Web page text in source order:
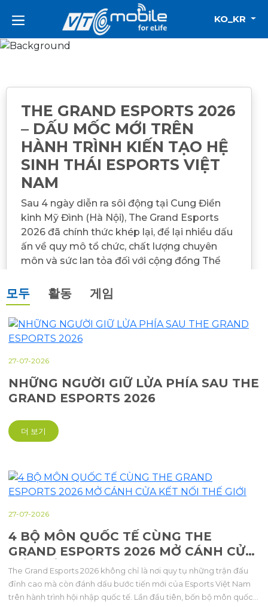
KO_KR
THE GRAND ESPORTS 2026
– DẤU MỐC MỚI TRÊN
HÀNH TRÌNH KIẾN TẠO HỆ
SINH THÁI ESPORTS VIỆT
NAM
Sau 4 ngày diễn ra sôi động tại Cung Điền
kinh Mỹ Đình (Hà Nội), The Grand Esports
2026 đã chính thức khép lại, để lại nhiều dấu
ấn về quy mô tổ chức, chất lượng chuyên
môn và sức lan tỏa đối với cộng đồng Thể
모두 활동 게임
27-07-2026
NHỮNG NGƯỜI GIỮ LỬA PHÍA SAU THE
GRAND ESPORTS 2026
더 보기
27-07-2026
4 BỘ MÔN QUỐC TẾ CÙNG THE
GRAND ESPORTS 2026 MỞ CÁNH CỬA
KẾT NỐI THẾ GIỚI
The Grand Esports 2026 không chỉ là nơi quy tụ những trận đấu
đỉnh cao mà còn đánh dấu bước tiến mới của Esports Việt Nam
trên hành trình hội nhập quốc tế. Lần đầu tiên, bốn bộ môn quốc